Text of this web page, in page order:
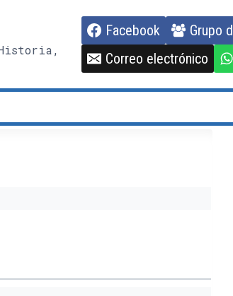
Facebook Grupo
Correo electrónico